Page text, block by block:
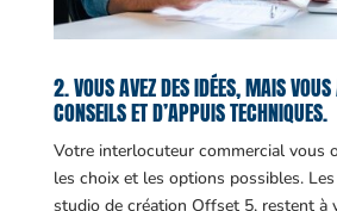
2. VOUS AVEZ DES IDÉES, MAIS VOUS
CONSEILS ET D’APPUIS TECHNIQUES.
Votre interlocuteur commercial vous
les choix et les options possibles.
studio de création Offset 5, restent à